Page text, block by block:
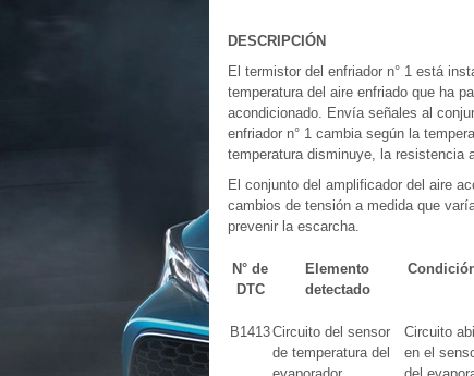
DESCRIPCIÓN
El termistor del enfriador n° 1 está
temperatura del aire enfriado que ha
acondicionado. Envía señales al
enfriador n° 1 cambia según la
temperatura disminuye, la resistencia
El conjunto del amplificador del aire
cambios de tensión a medida que
prevenir la escarcha.
N° de
DTC
Elemento
detectado
B1413Circuito del sensor
de temperatura del
Circuito
en el